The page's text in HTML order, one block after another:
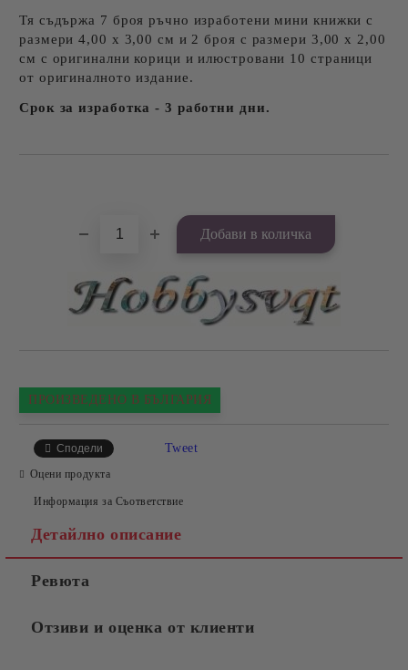
Тя съдържа 7 броя ръчно изработени мини книжки с
размери 4,00 х 3,00 см и 2 броя с размери 3,00 х 2,00
см с оригинални корици и илюстровани 10 страници
от оригиналното издание.
Срок за изработка - 3 работни дни.
ПРОИЗВЕДЕНО В БЪЛГАРИЯ
Сподели Tweet
Оцени продукта
Информация за Съответствие
Детайлно описание
Ревюта
Отзиви и оценка от клиенти